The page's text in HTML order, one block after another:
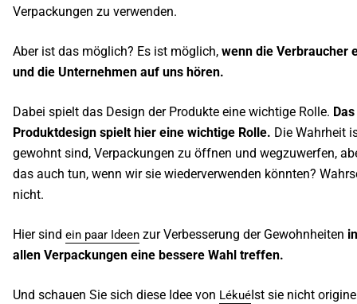
Verpackungen zu verwenden.
Aber ist das möglich? Es ist möglich, wenn die Verbraucher
und die Unternehmen auf uns hören.
Dabei spielt das Design der Produkte eine wichtige Rolle. Das
Produktdesign spielt hier eine wichtige Rolle. Die Wahrheit
gewohnt sind, Verpackungen zu öffnen und wegzuwerfen,
das auch tun, wenn wir sie wiederverwenden könnten?
nicht.
Hier sind ein paar Ideen zur Verbesserung der Gewohnheiten
allen Verpackungen eine bessere Wahl treffen.
Und schauen Sie sich diese Idee von Lékué Ist sie nicht